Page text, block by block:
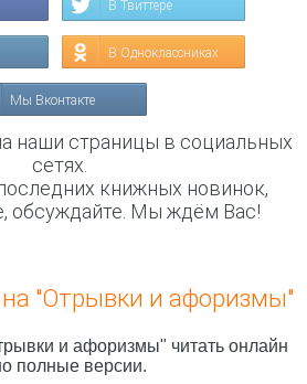
В Твиттере
В Одноклассниках
Мы Вконтакте
наши страницы в социальных
сетях.
книжных новинок,
обсуждайте. Мы ждём Вас!
"Отрывки и афоризмы"
и афоризмы" читать онлайн
полные версии.